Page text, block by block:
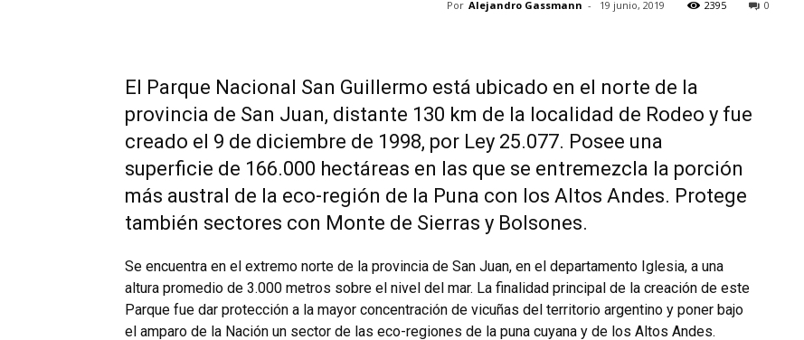
Por Alejandro Gassmann - 19 junio, 2019 2395 0
El Parque Nacional San Guillermo está ubicado en el norte de la
provincia de San Juan, distante 130 km de la localidad de Rodeo y fue
creado el 9 de diciembre de 1998, por Ley 25.077. Posee una
superficie de 166.000 hectáreas en las que se entremezcla la porción
más austral de la eco-región de la Puna con los Altos Andes. Protege
también sectores con Monte de Sierras y Bolsones.
Se encuentra en el extremo norte de la provincia de San Juan, en el departamento Iglesia, a una
altura promedio de 3.000 metros sobre el nivel del mar. La finalidad principal de la creación de este
Parque fue dar protección a la mayor concentración de vicuñas del territorio argentino y poner bajo
el amparo de la Nación un sector de las eco-regiones de la puna cuyana y de los Altos Andes.